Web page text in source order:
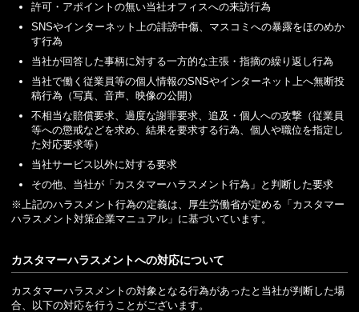
許可・アポイントの無い当社オフィスへの来訪行為
SNSやインターネット上の誹謗中傷、マスコミへの暴露をほのめか
す行為
当社が回答した事柄に対する一方的な主張・指摘の繰り返し行為
当社で働く従業員等の個人情報のSNSやインターネット上へ無断投
稿行為（写真、音声、映像の公開）
不相当な賠償要求、過度な謝罪要求、追及・個人への攻撃（従業員
等への懲戒などを求め、結果を要求する行為、個人や職位を指定し
た対応要求等）
当社サービス以外に対する要求
その他、当社が「カスタマーハラスメント行為」と判断した要求
※上記のハラスメント行為の定義は、厚生労働省が定める「カスタマー
ハラスメント対策企業マニュアル」に基づいています。
カスタマーハラスメントへの対応について
カスタマーハラスメントの対象となる行為があったと当社が判断した場
合、以下の対応を行うことがございます。